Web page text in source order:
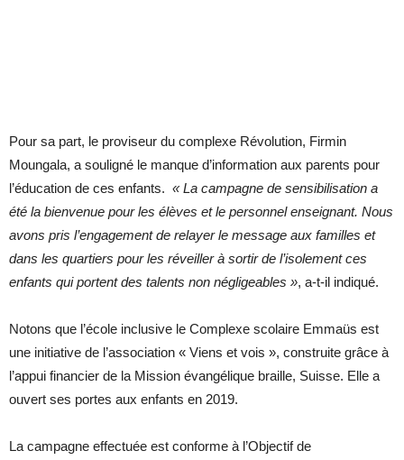
Pour sa part, le proviseur du complexe Révolution, Firmin
Moungala, a souligné le manque d’information aux parents pour
l’éducation de ces enfants. « La campagne de sensibilisation a
été la bienvenue pour les élèves et le personnel enseignant. Nous
avons pris l’engagement de relayer le message aux familles et
dans les quartiers pour les réveiller à sortir de l’isolement ces
enfants qui portent des talents non négligeables », a-t-il indiqué.
Notons que l’école inclusive le Complexe scolaire Emmaüs est
une initiative de l’association « Viens et vois », construite grâce à
l’appui financier de la Mission évangélique braille, Suisse. Elle a
ouvert ses portes aux enfants en 2019.
La campagne effectuée est conforme à l’Objectif de